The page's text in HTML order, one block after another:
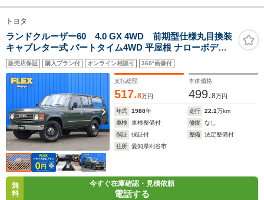
トヨタ
ランドクルーザー60 4.0 GX 4WD 前期型仕様丸目換装
キャブレター式 パートタイム4WD 平屋根 ナローボディ
鉄ホイール ウッドステアリング BFグッドリッチ ハンド
パワーウインド マニュアルトランスミッション脱着
NDクラッシックウッド
販売店保証 購入プラン付 オンライン相談可 360°画像付
支払総額
517.8万円
本体価格
499.8万円
年式 1988年 走行 22.1万km
車検
車検整備付 修復
なし
保証
保証付 整備
法定整備付
住所
愛知県刈谷市
無
料
今すぐ在庫確認・見積依頼
電話する